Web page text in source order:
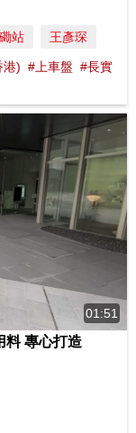
站 王彥琛
港) #上車盤 #長實
01:51
料 專心打造